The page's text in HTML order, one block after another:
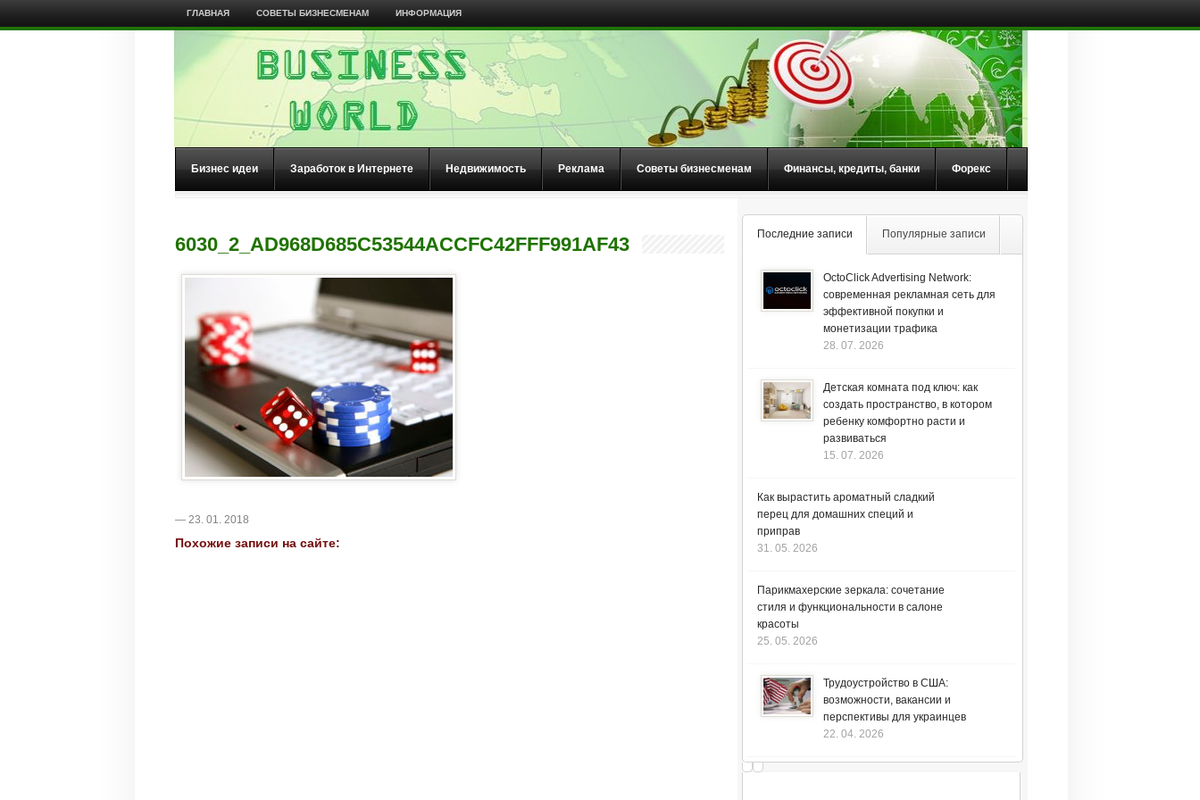
ГЛАВНАЯ СОВЕТЫ БИЗНЕСМЕНАМ ИНФОРМАЦИЯ
Бизнес идеи Заработок в Интернете Недвижимость Реклама Советы бизнесменам Финансы, кредиты, банки Форекс
6030_2_AD968D685C53544ACCFC42FFF991AF43
— 23. 01. 2018
Похожие записи на сайте:
Последние записи Популярные записи
OctoClick Advertising Network:
современная рекламная сеть для
эффективной покупки и
монетизации трафика
28. 07. 2026
Детская комната под ключ: как
создать пространство, в котором
ребенку комфортно расти и
развиваться
15. 07. 2026
Как вырастить ароматный сладкий
перец для домашних специй и
приправ
31. 05. 2026
Парикмахерские зеркала: сочетание
стиля и функциональности в салоне
красоты
25. 05. 2026
Трудоустройство в США:
возможности, вакансии и
перспективы для украинцев
22. 04. 2026